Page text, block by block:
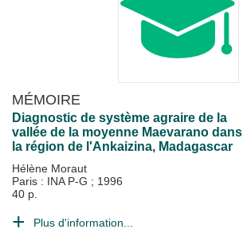
MÉMOIRE
Diagnostic de système agraire de la
vallée de la moyenne Maevarano dans
la région de l'Ankaizina, Madagascar
Hélène Moraut
Paris : INA P-G ; 1996
40 p.
Plus d'information...